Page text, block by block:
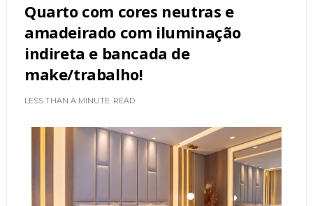
Quarto com cores neutras e
amadeirado com iluminação
indireta e bancada de
make/trabalho!
LESS THAN A MINUTE READ